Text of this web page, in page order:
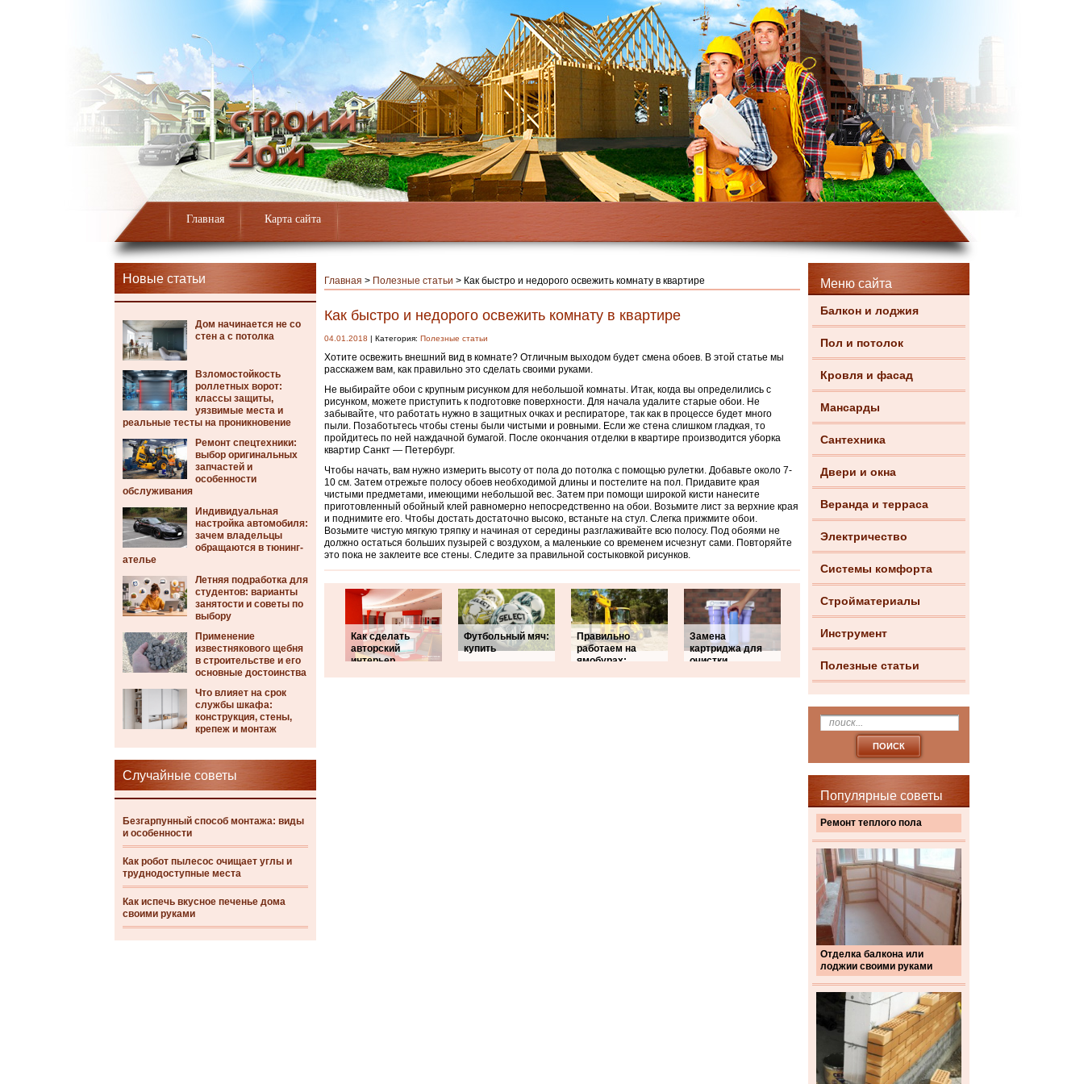
Главная Карта сайта
Новые статьи
Дом начинается не со
стен а с потолка
Взломостойкость
роллетных ворот:
классы защиты,
уязвимые места и
реальные тесты на проникновение
Ремонт спецтехники:
выбор оригинальных
запчастей и
особенности
обслуживания
Индивидуальная
настройка автомобиля:
зачем владельцы
обращаются в тюнинг-
ателье
Летняя подработка для
студентов: варианты
занятости и советы по
выбору
Применение
известнякового щебня
в строительстве и его
основные достоинства
Что влияет на срок
службы шкафа:
конструкция, стены,
крепеж и монтаж
Случайные советы
Безгарпунный способ монтажа: виды
и особенности
Как робот пылесос очищает углы и
труднодоступные места
Как испечь вкусное печенье дома
своими руками
Меню сайта
Балкон и лоджия
Пол и потолок
Кровля и фасад
Мансарды
Сантехника
Двери и окна
Веранда и терраса
Электричество
Системы комфорта
Стройматериалы
Инструмент
Полезные статьи
Популярные советы
Ремонт теплого пола
Отделка балкона или
лоджии своими руками
Главная > Полезные статьи > Как быстро и недорого освежить комнату в квартире
Как быстро и недорого освежить комнату в квартире
04.01.2018 | Категория: Полезные статьи
Хотите освежить внешний вид в комнате? Отличным выходом будет смена обоев. В этой статье мы
расскажем вам, как правильно это сделать своими руками.
Не выбирайте обои с крупным рисунком для небольшой комнаты. Итак, когда вы определились с
рисунком, можете приступить к подготовке поверхности. Для начала удалите старые обои. Не
забывайте, что работать нужно в защитных очках и респираторе, так как в процессе будет много
пыли. Позаботьтесь чтобы стены были чистыми и ровными. Если же стена слишком гладкая, то
пройдитесь по ней наждачной бумагой. После окончания отделки в квартире производится уборка
квартир Санкт — Петербург.
Чтобы начать, вам нужно измерить высоту от пола до потолка с помощью рулетки. Добавьте около 7-
10 см. Затем отрежьте полосу обоев необходимой длины и постелите на пол. Придавите края
чистыми предметами, имеющими небольшой вес. Затем при помощи широкой кисти нанесите
приготовленный обойный клей равномерно непосредственно на обои. Возьмите лист за верхние края
и поднимите его. Чтобы достать достаточно высоко, встаньте на стул. Слегка прижмите обои.
Возьмите чистую мягкую тряпку и начиная от середины разглаживайте всю полосу. Под обоями не
должно остаться больших пузырей с воздухом, а маленькие со временем исчезнут сами. Повторяйте
это пока не заклеите все стены. Следите за правильной состыковкой рисунков.
Как сделать
авторский
интерьер
Футбольный мяч:
купить
Правильно
работаем на
ямобурах:
Замена
картриджа для
очистки